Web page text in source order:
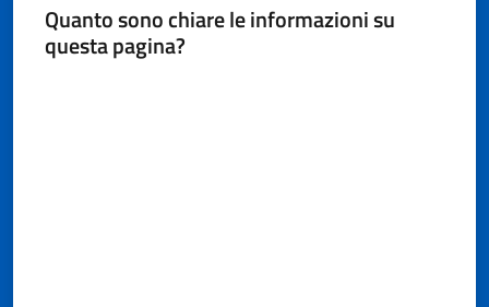
Quanto sono chiare le informazioni su
questa pagina?